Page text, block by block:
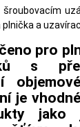
a
pro
s
je
jako